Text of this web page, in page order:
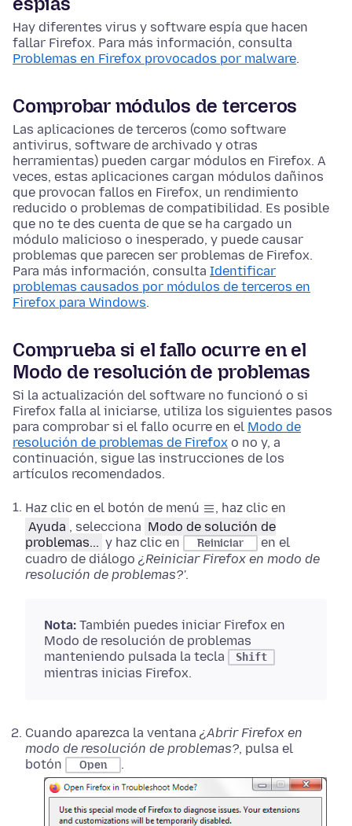
Hay diferentes virus y software espía que hacen
fallar Firefox. Para más información, consulta
Problemas en Firefox provocados por malware.
Comprobar módulos de terceros
Las aplicaciones de terceros (como software
antivirus, software de archivado y otras
herramientas) pueden cargar módulos en Firefox. A
veces, estas aplicaciones cargan módulos dañinos
que provocan fallos en Firefox, un rendimiento
reducido o problemas de compatibilidad. Es posible
que no te des cuenta de que se ha cargado un
módulo malicioso o inesperado, y puede causar
problemas que parecen ser problemas de Firefox.
Para más información, consulta Identificar
problemas causados por módulos de terceros en
Firefox para Windows.
Comprueba si el fallo ocurre en el
Modo de resolución de problemas
Si la actualización del software no funcionó o si
Firefox falla al iniciarse, utiliza los siguientes pasos
para comprobar si el fallo ocurre en el Modo de
resolución de problemas de Firefox o no y, a
continuación, sigue las instrucciones de los
artículos recomendados.
Haz clic en el botón de menú
, haz clic en
Ayuda , selecciona Modo de solución de
problemas... y haz clic en Reiniciar
en el
cuadro de diálogo ¿Reiniciar Firefox en modo de
resolución de problemas?'.
Nota: También puedes iniciar Firefox en
Modo de resolución de problemas
manteniendo pulsada la tecla
Shift
mientras inicias Firefox.
Cuando aparezca la ventana ¿Abrir Firefox en
modo de resolución de problemas?, pulsa el
botón
Open .